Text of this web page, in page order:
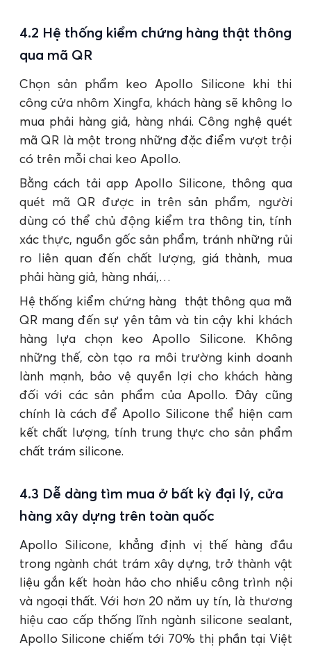
4.2 Hệ thống kiểm chứng hàng thật thông
qua mã QR
Chọn sản phẩm keo Apollo Silicone khi thi
công cửa nhôm Xingfa, khách hàng sẽ không lo
mua phải hàng giả, hàng nhái. Công nghệ quét
mã QR là một trong những đặc điểm vượt trội
có trên mỗi chai keo Apollo.
Bằng cách tải app Apollo Silicone, thông qua
quét mã QR được in trên sản phẩm, người
dùng có thể chủ động kiểm tra thông tin, tính
xác thực, nguồn gốc sản phẩm, tránh những rủi
ro liên quan đến chất lượng, giá thành, mua
phải hàng giả, hàng nhái,…
Hệ thống kiểm chứng hàng thật thông qua mã
QR mang đến sự yên tâm và tin cậy khi khách
hàng lựa chọn keo Apollo Silicone. Không
những thế, còn tạo ra môi trường kinh doanh
lành mạnh, bảo vệ quyền lợi cho khách hàng
đối với các sản phẩm của Apollo. Đây cũng
chính là cách để Apollo Silicone thể hiện cam
kết chất lượng, tính trung thực cho sản phẩm
chất trám silicone.
4.3 Dễ dàng tìm mua ở bất kỳ đại lý, cửa
hàng xây dựng trên toàn quốc
Apollo Silicone, khẳng định vị thế hàng đầu
trong ngành chát trám xây dựng, trở thành vật
liệu gắn kết hoàn hảo cho nhiều công trình nội
và ngoại thất. Với hơn 20 năm uy tín, là thương
hiệu cao cấp thống lĩnh ngành silicone sealant,
Apollo Silicone chiếm tới 70% thị phần tại Việt